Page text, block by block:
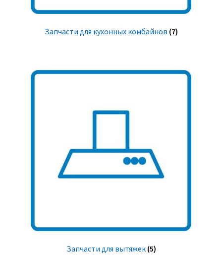
Запчасти для кухонных комбайнов (7)
Запчасти для вытяжек (5)